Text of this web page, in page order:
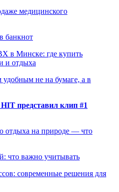
медицинского
банкнот
в Минске: где купить
и отдыха
не на бумаге, а в
представил клип #1
отдыха на природе — что
что важно учитывать
современные решения для